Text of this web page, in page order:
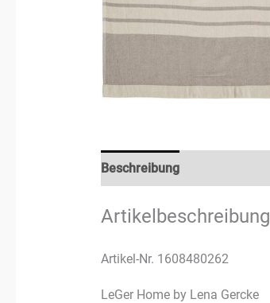
Beschreibung
Artikelbeschreibung
Artikel-Nr. 1608480262
LeGer Home by Lena Gercke